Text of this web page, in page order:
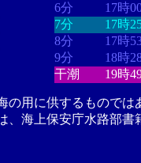
6分
17時
7分
17時
8分
17時
9分
18時
干潮
19時
の用に供するもので
、海上保安庁水路部書